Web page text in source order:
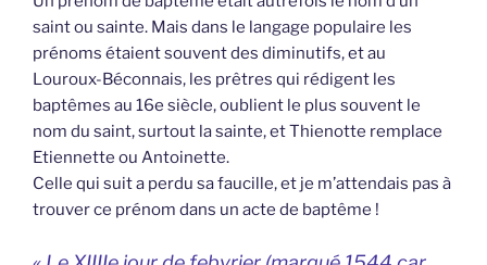
saint ou sainte. Mais dans le langage populaire les
prénoms étaient souvent des diminutifs, et au
Louroux-Béconnais, les prêtres qui rédigent les
baptêmes au 16e siècle, oublient le plus souvent le
nom du saint, surtout la sainte, et Thienotte remplace
Etiennette ou Antoinette.
Celle qui suit a perdu sa faucille, et je m’attendais pas à
trouver ce prénom dans un acte de baptême !